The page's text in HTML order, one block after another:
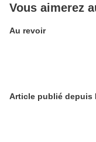
Vous aimerez
Au revoir